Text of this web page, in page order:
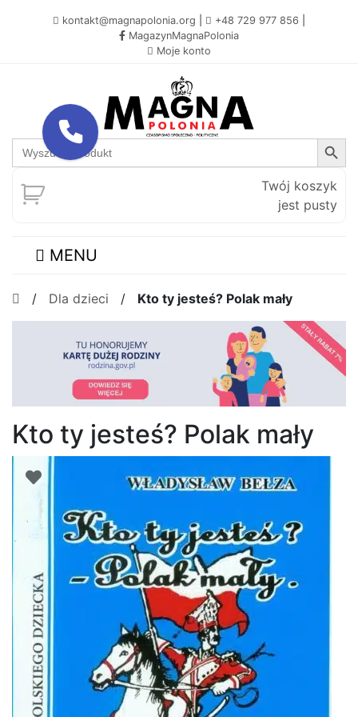
kontakt@magnapolonia.org +48 729 977 856
MagazynMagnaPolonia
Moje konto
Search
for:
Search Button
Twój koszyk
jest pusty
MENU
/ Dla dzieci / Kto ty jesteś? Polak mały
Kto ty jesteś? Polak mały